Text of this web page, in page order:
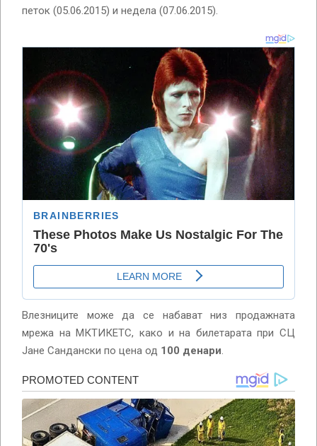
петок (05.06.2015) и недела (07.06.2015).
Влезниците може да се набават низ продажната
мрежа на МКТИКЕТС, како и на билетарата при СЦ
Јане Сандански по цена од 100 денари.